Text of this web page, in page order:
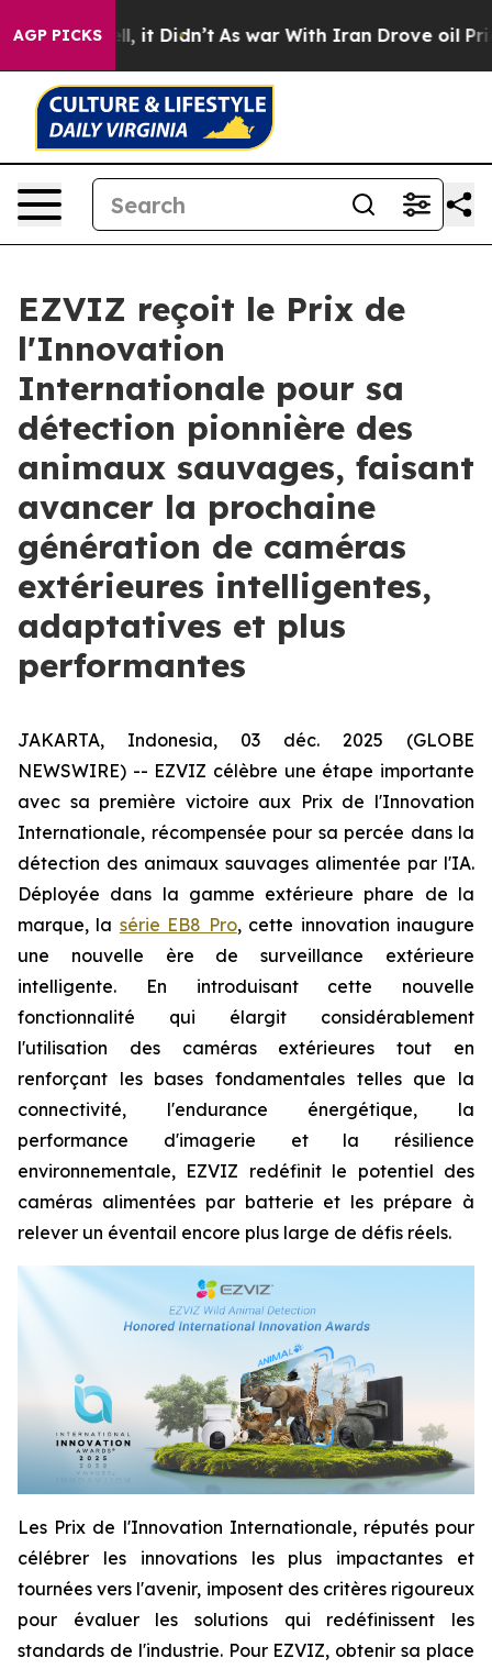
AGP PICKS
Well, it Didn’t As war With Iran Drove oil Prices
EZVIZ reçoit le Prix de
l'Innovation
Internationale pour sa
détection pionnière des
animaux sauvages, faisant
avancer la prochaine
génération de caméras
extérieures intelligentes,
adaptatives et plus
performantes
JAKARTA, Indonesia, 03 déc. 2025 (GLOBE
NEWSWIRE) -- EZVIZ célèbre une étape importante
avec sa première victoire aux Prix de l'Innovation
Internationale, récompensée pour sa percée dans la
détection des animaux sauvages alimentée par l'IA.
Déployée dans la gamme extérieure phare de la
marque, la série EB8 Pro, cette innovation inaugure
une nouvelle ère de surveillance extérieure
intelligente. En introduisant cette nouvelle
fonctionnalité qui élargit considérablement
l'utilisation des caméras extérieures tout en
renforçant les bases fondamentales telles que la
connectivité, l'endurance énergétique, la
performance d'imagerie et la résilience
environnementale, EZVIZ redéfinit le potentiel des
caméras alimentées par batterie et les prépare à
relever un éventail encore plus large de défis réels.
Les Prix de l'Innovation Internationale, réputés pour
célébrer les innovations les plus impactantes et
tournées vers l'avenir, imposent des critères rigoureux
pour évaluer les solutions qui redéfinissent les
standards de l'industrie. Pour EZVIZ, obtenir sa place